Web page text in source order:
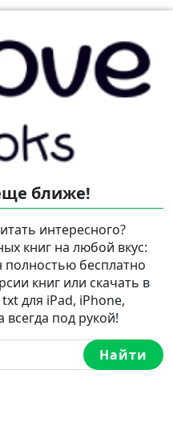
ближе!
интересного?
книг на любой вкус:
бесплатно
книг или скачать в
для iPad, iPhone,
под рукой!
Найти